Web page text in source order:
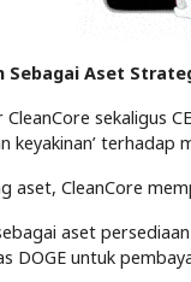
Sebagai Aset
sekaligus
keyakinan’ terhadap
aset, CleanCore
aset
DOGE untuk